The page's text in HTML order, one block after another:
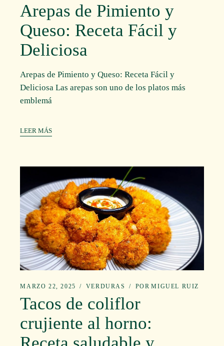
Arepas de Pimiento y
Queso: Receta Fácil y
Deliciosa
Arepas de Pimiento y Queso: Receta Fácil y
Deliciosa Las arepas son uno de los platos más
emblemá
LEER MÁS
MARZO 22, 2025 VERDURAS POR MIGUEL RUIZ
Tacos de coliflor
crujiente al horno: